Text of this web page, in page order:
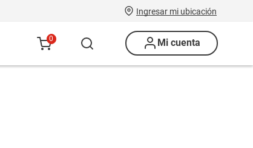
Ingresar mi ubicación
0 Mi cuenta